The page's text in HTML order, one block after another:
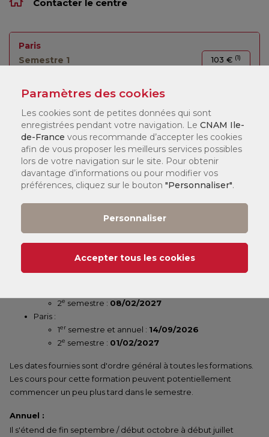
Contacter le centre
Paris
Semestre 1
103 € (1)
LÉGENDE :
Tarif
:
Vous pouvez consulter nos tarifsici.
qui peuvent financer jusqu'à 100 % de votre formation. Nos
Date de début de cours :
2e semestre : 08/02/2027
Paris :
1er semestre et annuel : 14/09/2026
2e semestre : 01/02/2027
Les dates fournies sont d'ordre général à toutes les formations.
Les cours pour cette formation peuvent potentiellement
commencer un peu plus tard dans le semestre.
Annuel :
Il s'étend de fin septembre / début octobre à début juillet
Paramètres des cookies
Les cookies sont de petites données qui sont
enregistrées pendant votre navigation. Le CNAM Ile-
de-France vous recommande d’accepter les cookies
afin de vous proposer les meilleurs services possibles
lors de votre navigation sur le site. Pour obtenir
davantage d’informations ou pour modifier vos
préférences, cliquez sur le bouton "Personnaliser".
Personnaliser
Accepter tous les cookies